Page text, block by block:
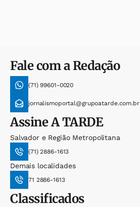
Fale com a Redação
(71) 99601-0020
jornalismoportal@grupoatarde.com.br
AssineA TARDE
Salvador e Região Metropolitana
(71) 2886-1613
Demais localidades
71 2886-1613
Classificados